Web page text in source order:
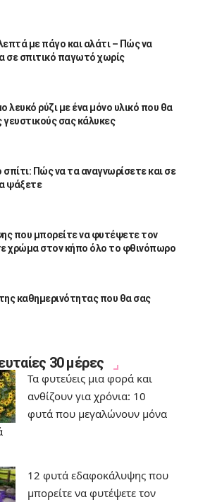
με πάγο και αλάτι – Πώς να
σε σπιτικό παγωτό χωρίς
λευκό ρύζι με ένα μόνο υλικό που θα
σας κάλυκες
Πώς να τα αναγνωρίσετε και σε
ψάξετε
που μπορείτε να φυτέψετε τον
χρώμα στον κήπο όλο το φθινόπωρο
καθημερινότητας που θα σας
30 μέρες
Τα φυτεύεις μια φορά και
ανθίζουν για χρόνια: 10
φυτά που μεγαλώνουν μόνα
12 φυτά εδαφοκάλυψης που
μπορείτε να φυτέψετε τον